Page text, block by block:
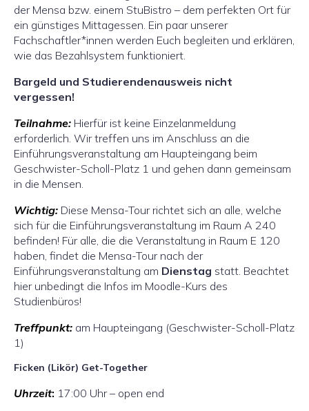
der Mensa bzw. einem StuBistro – dem perfekten Ort für
ein günstiges Mittagessen. Ein paar unserer
Fachschaftler*innen werden Euch begleiten und erklären,
wie das Bezahlsystem funktioniert.
Bargeld und Studierendenausweis nicht
vergessen!
Teilnahme: Hierfür ist keine Einzelanmeldung
erforderlich. Wir treffen uns im Anschluss an die
Einführungsveranstaltung am Haupteingang beim
Geschwister-Scholl-Platz 1 und gehen dann gemeinsam
in die Mensen.
Wichtig: Diese Mensa-Tour richtet sich an alle, welche
sich für die Einführungsveranstaltung im Raum A 240
befinden! Für alle, die die Veranstaltung in Raum E 120
haben, findet die Mensa-Tour nach der
Einführungsveranstaltung am Dienstag statt. Beachtet
hier unbedingt die Infos im Moodle-Kurs des
Studienbüros!
Treffpunkt: am Haupteingang (Geschwister-Scholl-Platz
1)
Ficken (Likör) Get-Together
Uhrzeit: 17:00 Uhr – open end